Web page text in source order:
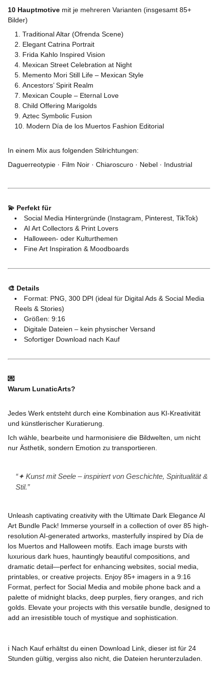
10 Hauptmotive mit je mehreren Varianten (insgesamt 85+
Bilder)
Traditional Altar (Ofrenda Scene)
Elegant Catrina Portrait
Frida Kahlo Inspired Vision
Mexican Street Celebration at Night
Memento Mori Still Life – Mexican Style
Ancestors’ Spirit Realm
Mexican Couple – Eternal Love
Child Offering Marigolds
Aztec Symbolic Fusion
Modern Día de los Muertos Fashion Editorial
In einem Mix aus folgenden Stilrichtungen:
Daguerreotypie · Film Noir · Chiaroscuro · Nebel · Industrial
💫 Perfekt für
Social Media Hintergründe (Instagram, Pinterest, TikTok)
AI Art Collectors & Print Lovers
Halloween- oder Kulturthemen
Fine Art Inspiration & Moodboards
🎨 Details
Format: PNG, 300 DPI (ideal für Digital Ads & Social Media
Reels & Stories)
Größen: 9:16
Digitale Dateien – kein physischer Versand
Sofortiger Download nach Kauf
💌
Warum LunaticArts?
Jedes Werk entsteht durch eine Kombination aus KI-Kreativität
und künstlerischer Kuratierung.
Ich wähle, bearbeite und harmonisiere die Bildwelten, um nicht
nur Ästhetik, sondern Emotion zu transportieren.
✦ Kunst mit Seele – inspiriert von Geschichte, Spiritualität &
Stil.
Unleash captivating creativity with the Ultimate Dark Elegance AI
Art Bundle Pack! Immerse yourself in a collection of over 85 high-
resolution AI-generated artworks, masterfully inspired by Día de
los Muertos and Halloween motifs. Each image bursts with
luxurious dark hues, hauntingly beautiful compositions, and
dramatic detail—perfect for enhancing websites, social media,
printables, or creative projects. Enjoy 85+ imagers in a 9:16
Format, perfect for Social Media and mobile phone back and a
palette of midnight blacks, deep purples, fiery oranges, and rich
golds. Elevate your projects with this versatile bundle, designed to
add an irresistible touch of mystique and sophistication.
ℹ️ Nach Kauf erhältst du einen Download Link, dieser ist für 24
Stunden gültig, vergiss also nicht, die Dateien herunterzuladen.